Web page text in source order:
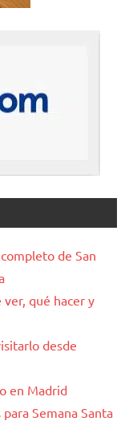
de San
ver, qué hacer y
desde
en Madrid
Semana Santa